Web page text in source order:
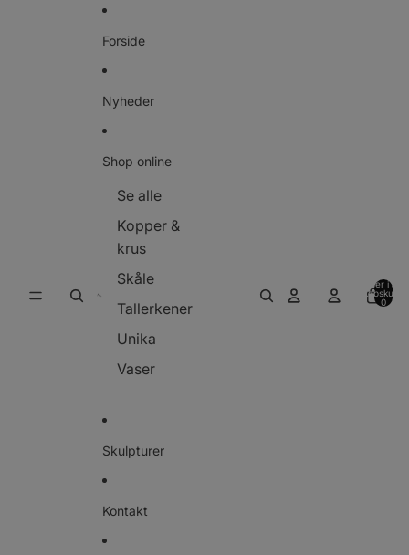
Forside
Nyheder
Shop online
Se alle
Kopper &
krus
Skåle
Tallerkener
Unika
Vaser
Skulpturer
Kontakt
Varer i alt i
0